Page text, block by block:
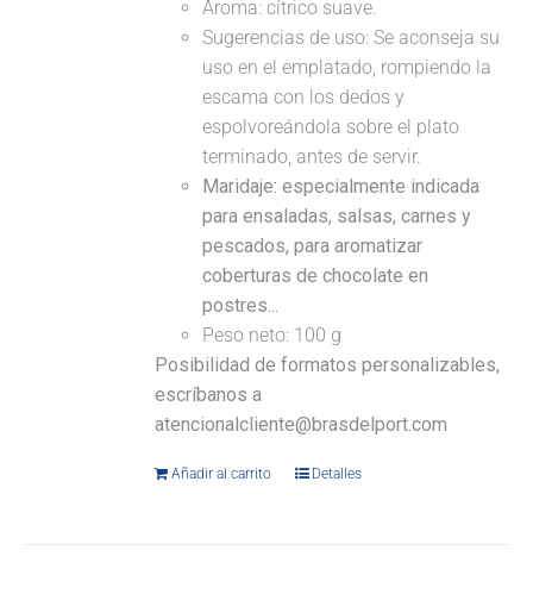
Aroma: cítrico suave.
Sugerencias de uso: Se aconseja su
uso en el emplatado, rompiendo la
escama con los dedos y
espolvoreándola sobre el plato
terminado, antes de servir.
Maridaje: especialmente indicada
para ensaladas, salsas, carnes y
pescados, para aromatizar
coberturas de chocolate en
postres...
Peso neto: 100 g
Posibilidad de formatos personalizables,
escríbanos a
atencionalcliente@brasdelport.com
Añadir al carrito Detalles